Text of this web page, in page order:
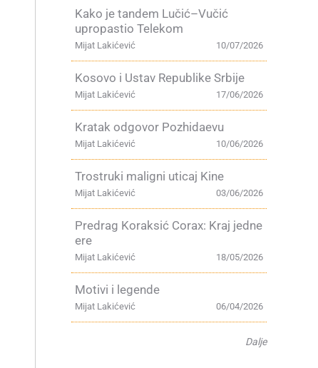
Kako je tandem Lučić–Vučić
upropastio Telekom
10/07/2026
Mijat Lakićević
Kosovo i Ustav Republike Srbije
17/06/2026
Mijat Lakićević
Kratak odgovor Pozhidaevu
10/06/2026
Mijat Lakićević
Trostruki maligni uticaj Kine
03/06/2026
Mijat Lakićević
Predrag Koraksić Corax: Kraj jedne
ere
18/05/2026
Mijat Lakićević
Motivi i legende
06/04/2026
Mijat Lakićević
Dalje